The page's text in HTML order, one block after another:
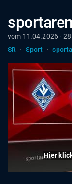
vom 11.04.2026 · 28
SR
· Sport ·
Hier